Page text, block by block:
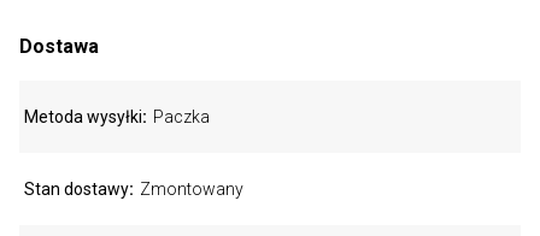
Dostawa
Metoda wysyłki Paczka
Stan dostawy Zmontowany